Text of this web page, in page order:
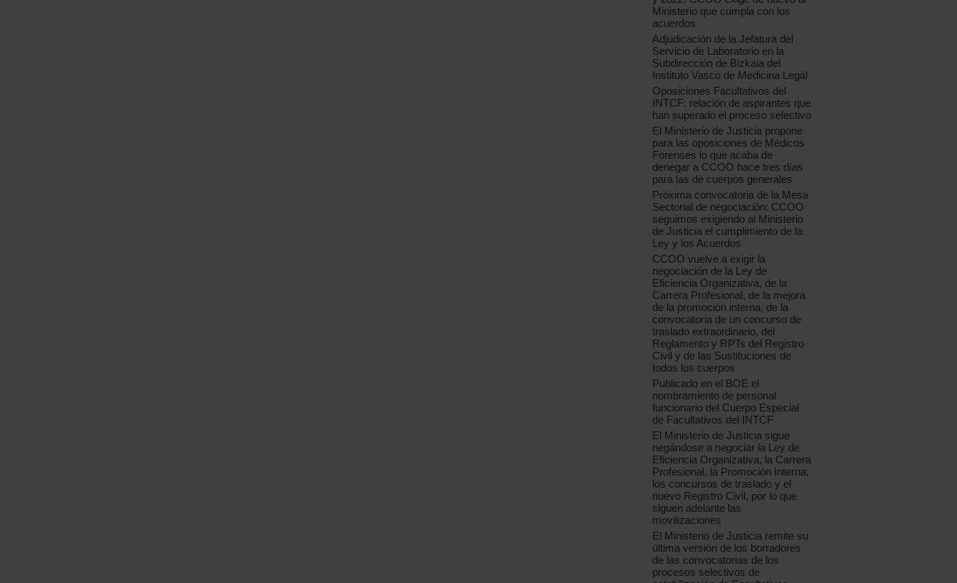
Ministerio que cumpla con los
acuerdos
Adjudicación de la Jefatura del
Servicio de Laboratorio en la
Subdirección de Bizkaia del
Instituto Vasco de Medicina Legal
Oposiciones Facultativos del
INTCF: relación de aspirantes que
han superado el proceso selectivo
El Ministerio de Justicia propone
para las oposiciones de Médicos
Forenses lo que acaba de
denegar a CCOO hace tres días
para las de cuerpos generales
Próxima convocatoria de la Mesa
Sectorial de negociación: CCOO
seguimos exigiendo al Ministerio
de Justicia el cumplimiento de la
Ley y los Acuerdos
CCOO vuelve a exigir la
negociación de la Ley de
Eficiencia Organizativa, de la
Carrera Profesional, de la mejora
de la promoción interna, de la
convocatoria de un concurso de
traslado extraordinario, del
Reglamento y RPTs del Registro
Civil y de las Sustituciones de
todos los cuerpos
Publicado en el BOE el
nombramiento de personal
funcionario del Cuerpo Especial
de Facultativos del INTCF
El Ministerio de Justicia sigue
negándose a negociar la Ley de
Eficiencia Organizativa, la Carrera
Profesional, la Promoción Interna,
los concursos de traslado y el
nuevo Registro Civil, por lo que
siguen adelante las
movilizaciones
El Ministerio de Justicia remite su
última versión de los borradores
de las convocatorias de los
procesos selectivos de